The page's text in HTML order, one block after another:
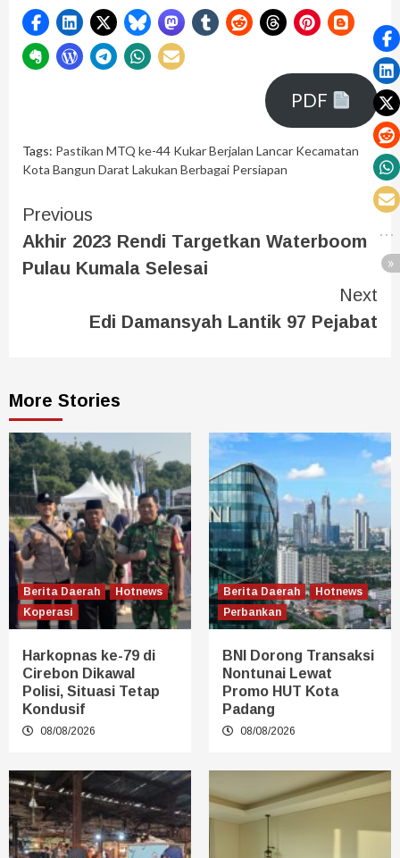
PDF
Tags: Pastikan MTQ ke-44 Kukar Berjalan Lancar Kecamatan
Kota Bangun Darat Lakukan Berbagai Persiapan
Previous
Akhir 2023 Rendi Targetkan Waterboom
Pulau Kumala Selesai
Next
Edi Damansyah Lantik 97 Pejabat
More Stories
Berita Daerah
Hotnews
Koperasi
Harkopnas ke-79 di
Cirebon Dikawal
Polisi, Situasi Tetap
Kondusif
08/08/2026
Berita Daerah
Hotnews
Perbankan
BNI Dorong Transaksi
Nontunai Lewat
Promo HUT Kota
Padang
08/08/2026